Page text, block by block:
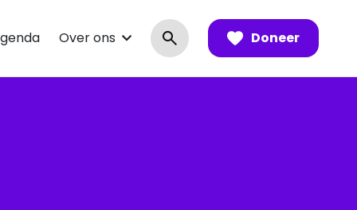
Over ons Doneer